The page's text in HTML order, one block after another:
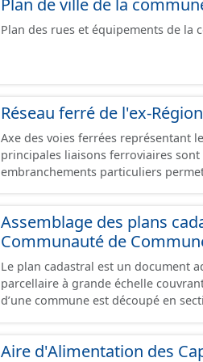
Plan des rues et équipements de la
Réseau ferré de l'ex-
Axe des voies ferrées représentant
principales liaisons ferroviaires
embranchements particuliers
Assemblage des plans
Communauté de
Le plan cadastral est un document
parcellaire à grande échelle
d’une commune est découpé en
dans un même lieudit et
Aire d'Alimentation des